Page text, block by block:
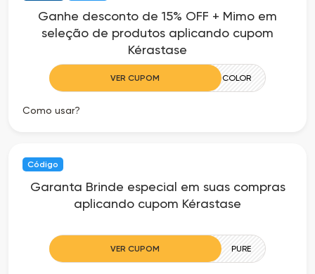
Ganhe desconto de 15% OFF + Mimo em
seleção de produtos aplicando cupom
Kérastase
VER CUPOM COLOR
Como usar?
Código
Garanta Brinde especial em suas compras
aplicando cupom Kérastase
VER CUPOM PURE